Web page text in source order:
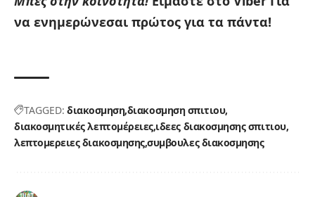
να ενημερώνεσαι πρώτος για τα πάντα!
TAGGED: διακοσμησηδιακοσμηση σπιτιου
διακοσμητικές λεπτομέρειες ιδεες διακοσμησης σπιτιου
λεπτομερειες διακοσμησηςσυμβουλες διακοσμησης